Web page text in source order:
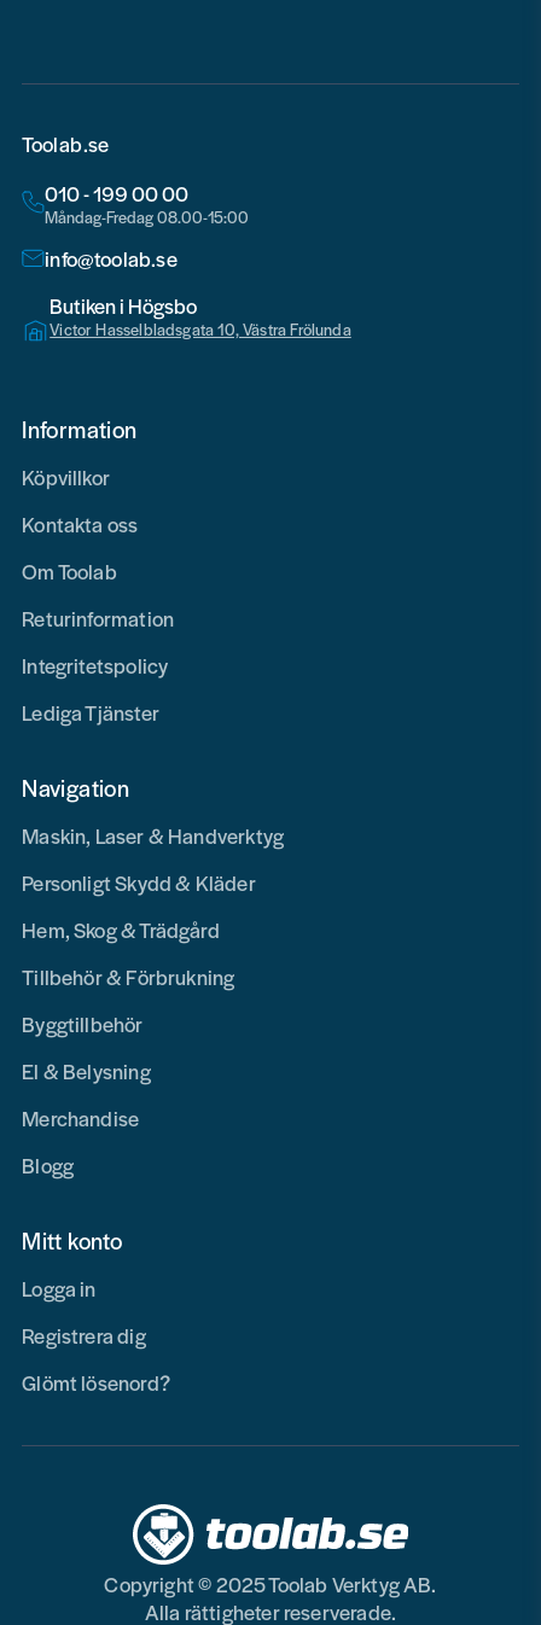
Toolab.se
010 - 199 00 00
Måndag-Fredag 08.00-15:00
info@toolab.se
Butiken i Högsbo
Victor Hasselbladsgata 10, Västra Frölunda
Information
Köpvillkor
Kontakta oss
Om Toolab
Returinformation
Integritetspolicy
Lediga Tjänster
Navigation
Maskin, Laser & Handverktyg
Personligt Skydd & Kläder
Hem, Skog & Trädgård
Tillbehör & Förbrukning
Byggtillbehör
El & Belysning
Merchandise
Blogg
Mitt konto
Logga in
Registrera dig
Glömt lösenord?
Copyright © 2025 Toolab Verktyg AB.
Alla rättigheter reserverade.